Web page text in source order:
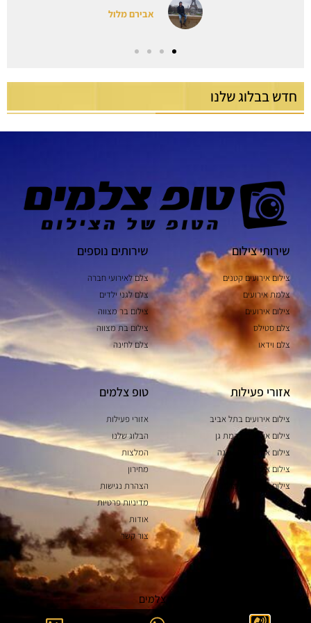
אריאל וסיוון
חדש בבלוג שלנו
שירותי צילום
צילום אירועים קטנים
צלמת אירועים
צילום אירועים
צלם סטילס
צלם וידאו
שירותים נוספים
צלם לאירועי חברה
צלם לגני ילדים
צילום בר מצווה
צילום בת מצווה
צלם לחינה
אזורי פעילות
צילום אירועים בתל אביב
צילום אירועים ברמת גן
צילום אירועים ברעננה
צילום אירועים בחדרה
צילום אירועים במרכז
טופ צלמים
אזורי פעילות
הבלוג שלנו
המלצות
מחירון
הצהרת נגישות
מדיניות פרטיות
אודות
צור קשר
כל הזכויות שמורות לאתר טופ צלמים